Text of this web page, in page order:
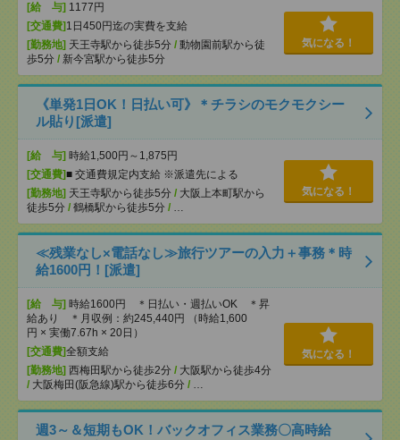
[給 与] 1177円
[交通費] 1日450円迄の実費を支給
[勤務地] 天王寺駅から徒歩5分 / 動物園前駅から徒
歩5分 / 新今宮駅から徒歩5分
気になる！
《単発1日OK！日払い可》＊チラシのモクモクシー
ル貼り[派遣]
[給 与] 時給1,500円～1,875円
[交通費]■ 交通費規定内支給 ※派遣先による
[勤務地] 天王寺駅から徒歩5分 / 大阪上本町駅から
徒歩5分 / 鶴橋駅から徒歩5分 / …
気になる！
≪残業なし×電話なし≫旅行ツアーの入力＋事務＊時
給1600円！[派遣]
[給 与] 時給1600円 ＊日払い・週払いOK ＊昇
給あり ＊月収例：約245,440円 （時給1,600
円 × 実働7.67h × 20日）
[交通費]全額支給
[勤務地] 西梅田駅から徒歩2分 / 大阪駅から徒歩4分
/ 大阪梅田(阪急線)駅から徒歩6分 / …
気になる！
週3～＆短期もOK！バックオフィス業務〇高時給